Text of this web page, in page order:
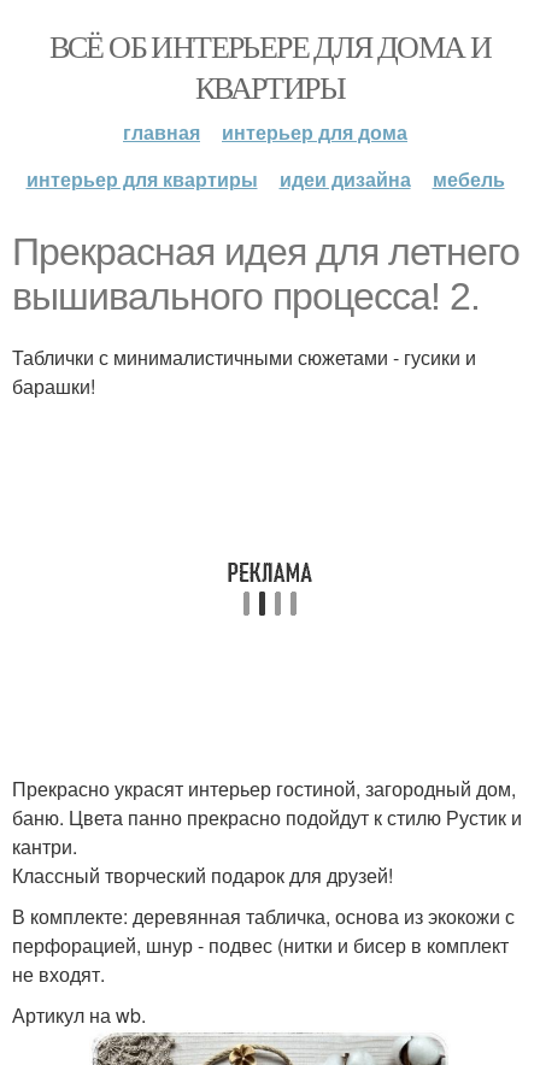
ВСЁ ОБ ИНТЕРЬЕРЕ ДЛЯ ДОМА И
КВАРТИРЫ
главная
интерьер для дома
интерьер для квартиры
идеи дизайна мебель
Прекрасная идея для летнего
вышивального процесса! 2.
Таблички с минималистичными сюжетами - гусики и
барашки!
Прекрасно украсят интерьер гостиной, загородный дом,
баню. Цвета панно прекрасно подойдут к стилю Рустик и
кантри.
Классный творческий подарок для друзей!
В комплекте: деревянная табличка, основа из экокожи с
перфорацией, шнур - подвес (нитки и бисер в комплект
не входят.
Артикул на wb.